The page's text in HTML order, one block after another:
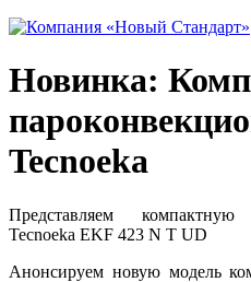
Новинка:
Tecnoeka
Представляем
Tecnoeka EKF 423 N T UD
Анонсируем новую модель